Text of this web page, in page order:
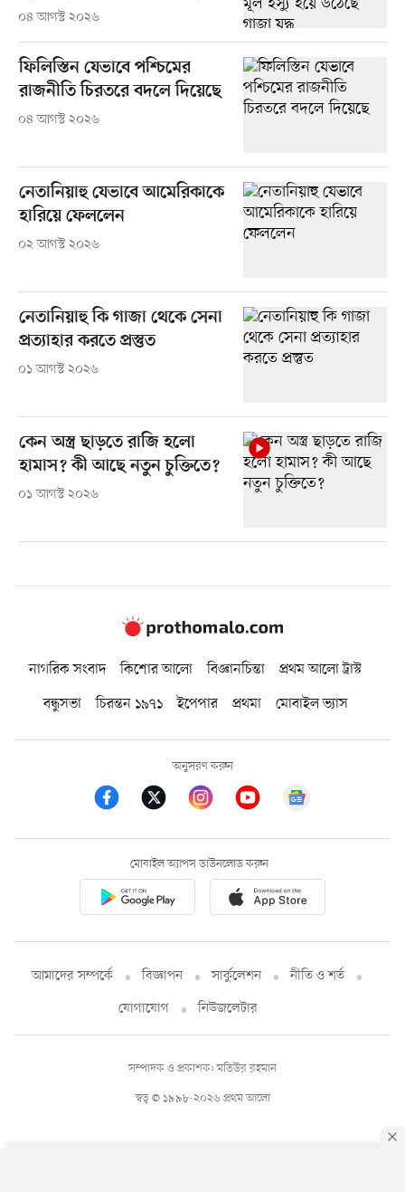
০৪ আগস্ট ২০২৬
ফিলিস্তিন যেভাবে পশ্চিমের
রাজনীতি চিরতরে বদলে দিয়েছে
০৪ আগস্ট ২০২৬
নেতানিয়াহু যেভাবে আমেরিকাকে
হারিয়ে ফেললেন
০২ আগস্ট ২০২৬
নেতানিয়াহু কি গাজা থেকে সেনা
প্রত্যাহার করতে প্রস্তুত
০১ আগস্ট ২০২৬
কেন অস্ত্র ছাড়তে রাজি হলো
হামাস? কী আছে নতুন চুক্তিতে?
০১ আগস্ট ২০২৬
নাগরিক সংবাদ কিশোর আলো বিজ্ঞানচিন্তা
প্রথম আলো ট্রাস্ট
বন্ধুসভা
চিরন্তন ১৯৭১ ইপেপার প্রথমা মোবাইল ভ্যাস
অনুসরণ করুন
মোবাইল অ্যাপস ডাউনলোড করুন
আমাদের সম্পর্কে বিজ্ঞাপন সার্কুলেশন
নীতি ও শর্ত
যোগাযোগ
নিউজলেটার
স্বত্ব © ১৯৯৮-২০২৬ প্রথম আলো
সম্পাদক ও প্রকাশক: মতিউর রহমান